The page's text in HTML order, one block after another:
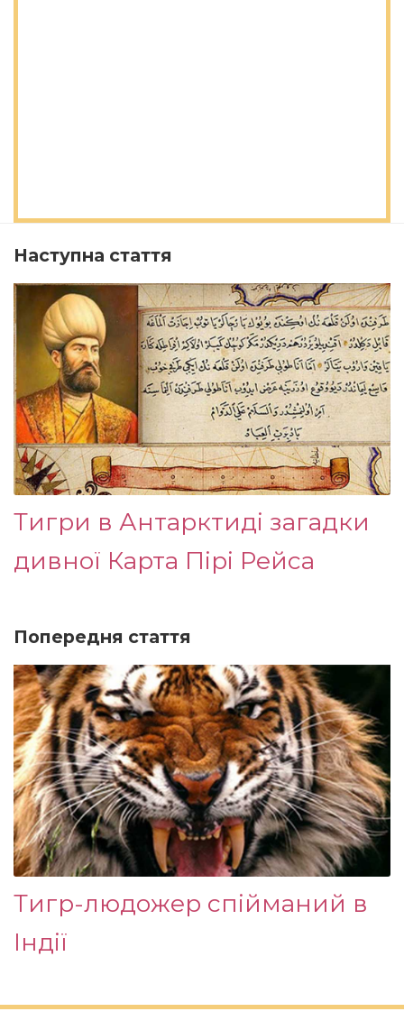
Наступна стаття
Тигри в Антарктиді загадки
дивної Карта Пірі Рейса
Попередня стаття
Тигр-людожер спійманий в
Індії